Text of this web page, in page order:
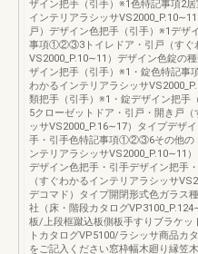
ザイン把手（引手）※1色特記事項2
インテリアラシッサ
戸）デザイン色把手（引手）※1デザ
事項①②③3トイレドア・引戸（すぐ
VS2000_P.10∼11）デザイン色錠の
ザイン把手（引手）※1・錠色特記事
わかるインテリアラシッサ
類把手（引手）※1・錠デザイン把手
5クローゼットドア・引戸・開き戸
ッサVS2000_P.16∼17）タイプデザ
手・引手色特記事項①②③6その他の
ンテリアラシッサVS2000_P.10∼11
デザイン色把手・引手デザイン把手
（すぐわかるインテリアラシッサ
デコマド）タイプ開閉形式色ガラス
社（床・階段カタログ
板/上段框蹴込板側板手すりブラケッ
トカタログVP5100/ラシッサ商品カ
をご記入ください窓枠幅木廻り縁笠